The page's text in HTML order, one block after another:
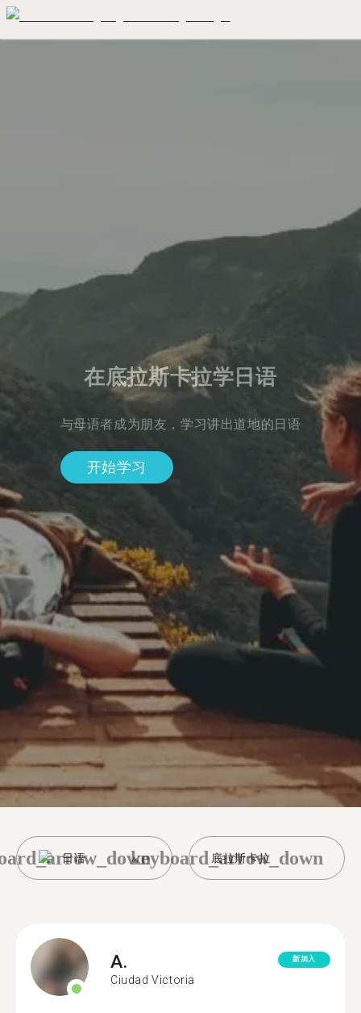
在底拉斯卡拉学日语
与母语者成为朋友，学习讲出道地的日语
开始学习
日语 底拉斯卡拉
keyboard_arrow_down
A.
Ciudad Victoria
新加入